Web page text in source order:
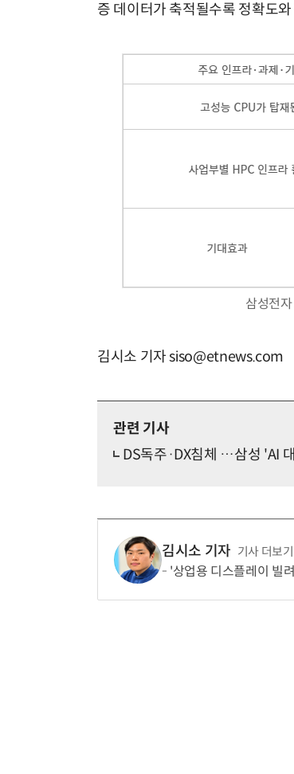
증 데이터가 축적될수록 정확도
삼성전
김시소 기자 siso@etnews.com
관련 기사
DS독주·DX침체 …삼성 'AI
김시소 기자 기사 더보기
'상업용 디스플레이 빌